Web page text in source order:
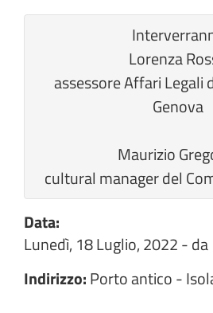
Lorenza
assessore Affari Legali
Genova
Maurizio
cultural manager del
Data:
Lunedì, 18 Luglio, 2022 -da
Indirizzo:Porto antico -